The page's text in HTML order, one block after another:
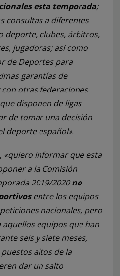
esta temporada;
consultas a diferentes
deporte, clubes, árbitros,
jugadoras; así como
de Deportes para
garantías de
otras federaciones
disponen de ligas
de tomar una decisión
deporte español».
«quiero informar que esta
a la Comisión
2019/2020no
entre los equipos
nacionales, pero
equipos que han
seis y siete meses,
altos de la
dar un salto